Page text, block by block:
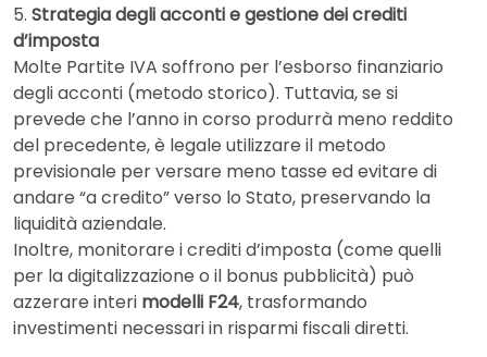
5. Strategia degli acconti e gestione dei crediti
d’imposta
Molte Partite IVA soffrono per l’esborso finanziario
degli acconti (metodo storico). Tuttavia, se si
prevede che l’anno in corso produrrà meno reddito
del precedente, è legale utilizzare il metodo
previsionale per versare meno tasse ed evitare di
andare “a credito” verso lo Stato, preservando la
liquidità aziendale.
Inoltre, monitorare i crediti d’imposta (come quelli
per la digitalizzazione o il bonus pubblicità) può
azzerare interi modelli F24, trasformando
investimenti necessari in risparmi fiscali diretti.